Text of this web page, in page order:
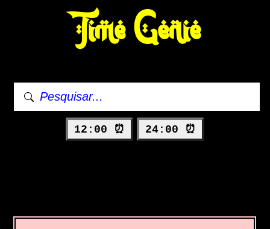
Time Genie
12:00 ⏰ 24:00 ⏰